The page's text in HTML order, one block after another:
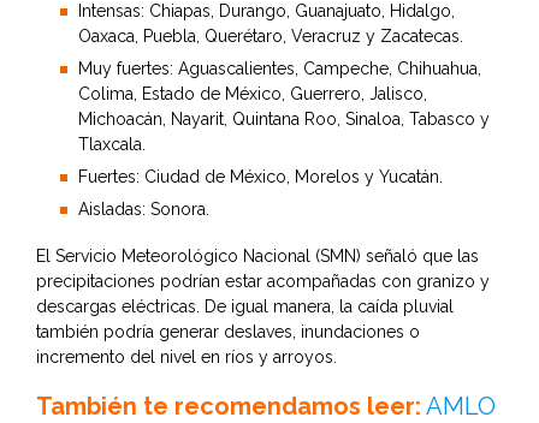
Intensas: Chiapas, Durango, Guanajuato, Hidalgo,
Oaxaca, Puebla, Querétaro, Veracruz y Zacatecas.
Muy fuertes: Aguascalientes, Campeche, Chihuahua,
Colima, Estado de México, Guerrero, Jalisco,
Michoacán, Nayarit, Quintana Roo, Sinaloa, Tabasco y
Tlaxcala.
Fuertes: Ciudad de México, Morelos y Yucatán.
Aisladas: Sonora.
El Servicio Meteorológico Nacional (SMN) señaló que las
precipitaciones podrían estar acompañadas con granizo y
descargas eléctricas. De igual manera, la caída pluvial
también podría generar deslaves, inundaciones o
incremento del nivel en ríos y arroyos.
También te recomendamos leer: AMLO